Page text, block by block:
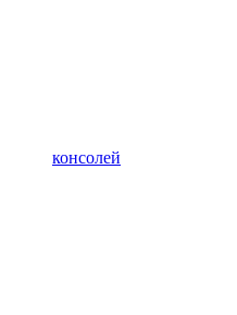
консолей